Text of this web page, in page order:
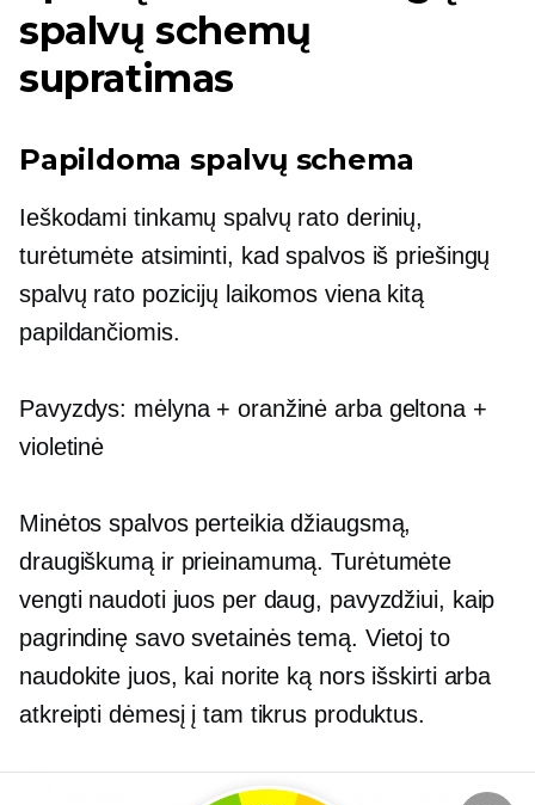
spalvų schemų
supratimas
Papildoma spalvų schema
Ieškodami tinkamų spalvų rato derinių,
turėtumėte atsiminti, kad spalvos iš priešingų
spalvų rato pozicijų laikomos viena kitą
papildančiomis.
Pavyzdys: mėlyna + oranžinė arba geltona +
violetinė
Minėtos spalvos perteikia džiaugsmą,
draugiškumą ir prieinamumą. Turėtumėte
vengti naudoti juos per daug, pavyzdžiui, kaip
pagrindinę savo svetainės temą. Vietoj to
naudokite juos, kai norite ką nors išskirti arba
atkreipti dėmesį į tam tikrus produktus.